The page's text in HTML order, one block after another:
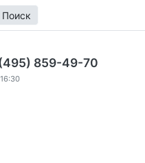
Поиск
859-49-70